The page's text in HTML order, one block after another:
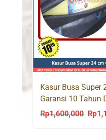
Kasur Busa Super
Garansi 10 Tahun
Central 160×200
Rp1,600,000 Rp